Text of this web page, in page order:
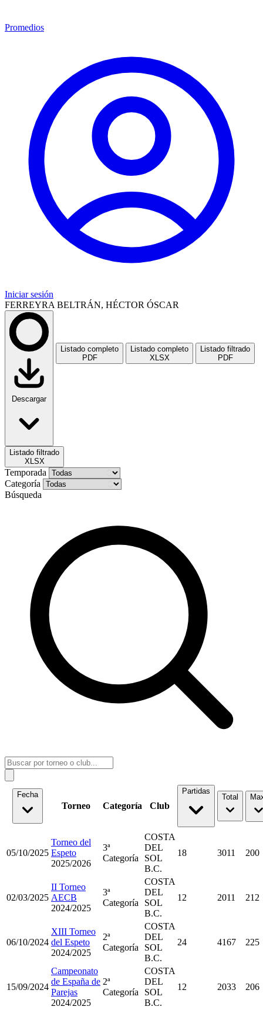
Promedios
Iniciar sesión
FERREYRA BELTRÁN, HÉCTOR ÓSCAR
Descargar
Listado completo
PDF
Listado completo
XLSX
Listado filtrado
PDF
Listado filtrado
XLSX
Temporada
Categoría
Búsqueda
Fecha
Torneo Categoría Club
Partidas
Total
05/10/2025
Torneo del
Espeto
2025/2026
3ª
Categoría
COSTA
DEL
SOL
B.C.
18 3011 200
02/03/2025
II Torneo
AECB
2024/2025
3ª
Categoría
COSTA
DEL
SOL
B.C.
12 2011 212
06/10/2024
XIII Torneo
del Espeto
2024/2025
2ª
Categoría
COSTA
DEL
SOL
B.C.
24 4167 225
15/09/2024
Campeonato
de España de
Parejas
2024/2025
2ª
Categoría
COSTA
DEL
SOL
B.C.
12 2033 206